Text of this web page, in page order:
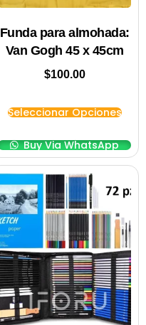
Funda para almohada:
Van Gogh 45 x 45cm
$100.00
Seleccionar Opciones
Buy Via WhatsApp